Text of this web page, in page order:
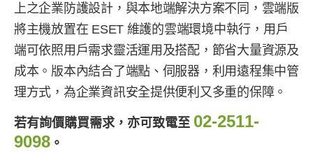
上之企業防護設計，與本地端解決方案不同，雲端版
將主機放置在 ESET 維護的雲端環境中執行，用戶
端可依照用戶需求靈活運用及搭配，節省大量資源及
成本。版本內結合了端點、伺服器，利用遠程集中管
理方式，為企業資訊安全提供便利又多重的保障。
若有詢價購買需求，亦可致電至 02-2511-
9098 。